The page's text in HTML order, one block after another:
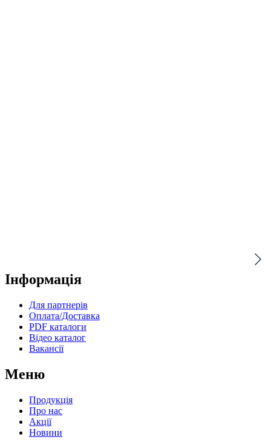
Інформація
Для партнерів
Оплата/Доставка
PDF каталоги
Відео каталог
Вакансії
Меню
Продукція
Про нас
Акції
Новини